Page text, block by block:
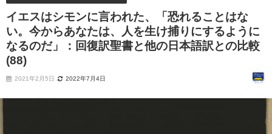
イエスはシモンに言われた、「恐れることはな
い。今からあなたは、人を生け捕りにするように
なるのだ」：回復訳聖書と他の日本語訳との比較
(88)
2021年2月5日 2022年7月4日